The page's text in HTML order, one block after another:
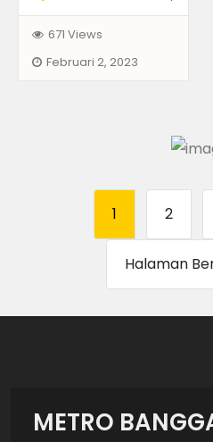
671 Views
Februari 2, 2023
1 2
Halaman
METRO